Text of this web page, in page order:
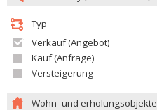
Typ
Verkauf (Angebot)
Kauf (Anfrage)
Versteigerung
Wohn- und erholungsobjekte